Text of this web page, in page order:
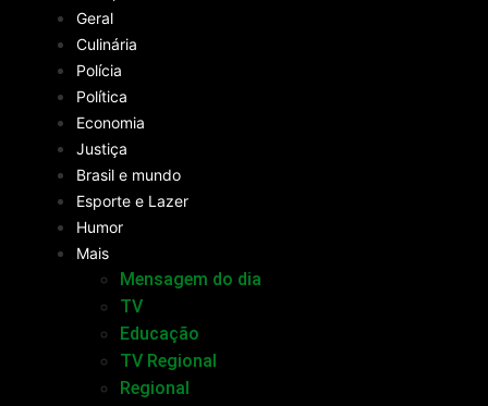
Geral
Culinária
Polícia
Política
Economia
Justiça
Brasil e mundo
Esporte e Lazer
Humor
Mais
Mensagem do dia
TV
Educação
TV Regional
Regional